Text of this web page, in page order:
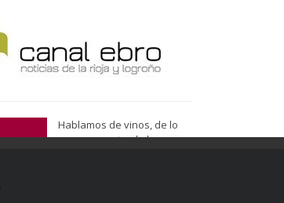
Hablamos de vinos, de lo
que nos gusta, de lo que